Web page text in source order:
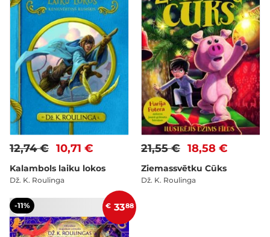
10,71 €
12,74 €
Kalambols laiku lokos
Dž. K. Roulinga
18,58 €
21,55 €
Ziemassvētku Cūks
Dž. K. Roulinga
-11% € 3388